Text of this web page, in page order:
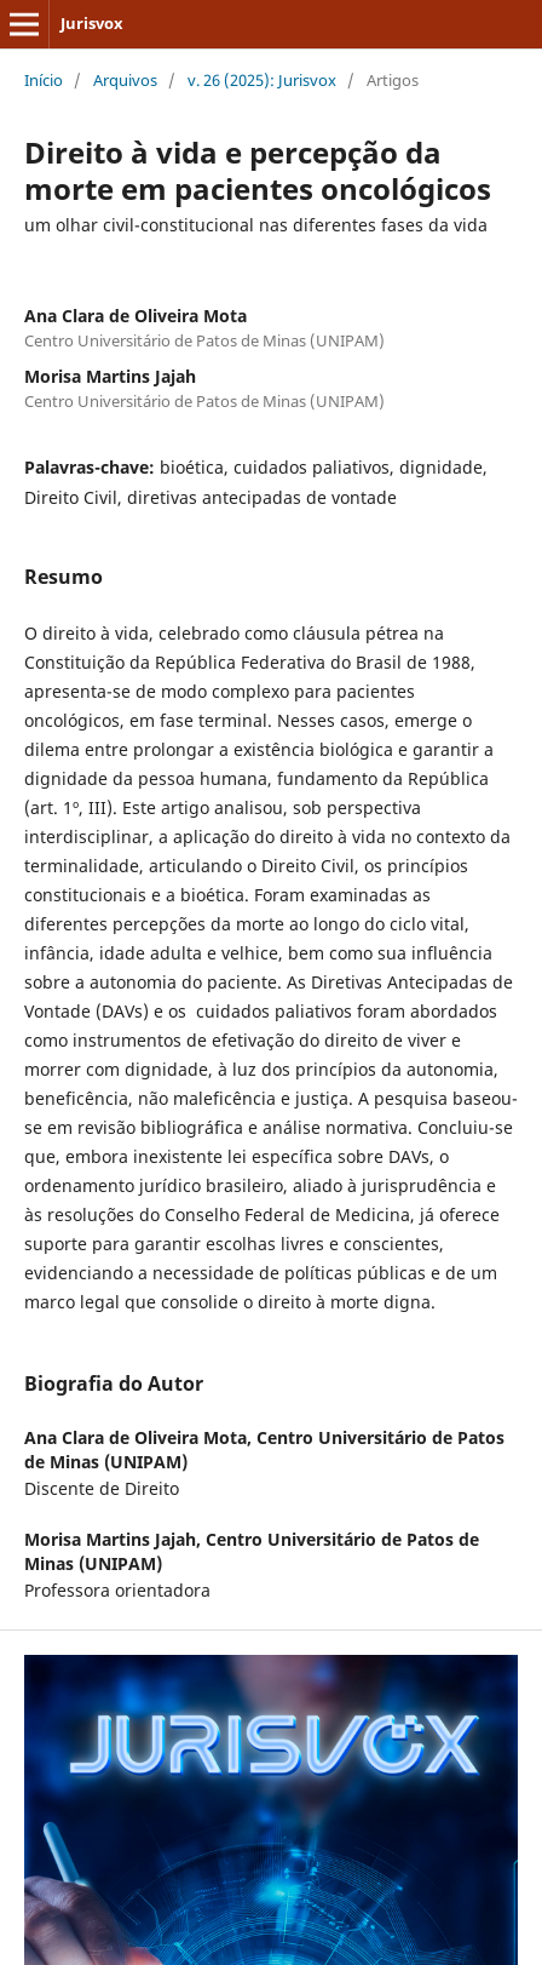
Jurisvox
Início / Arquivos / v. 26 (2025): Jurisvox / Artigos
Direito à vida e percepção da
morte em pacientes oncológicos
um olhar civil-constitucional nas diferentes fases da vida
Ana Clara de Oliveira Mota
Centro Universitário de Patos de Minas (UNIPAM)
Morisa Martins Jajah
Centro Universitário de Patos de Minas (UNIPAM)
Palavras-chave: bioética, cuidados paliativos, dignidade,
Direito Civil, diretivas antecipadas de vontade
Resumo
O direito à vida, celebrado como cláusula pétrea na
Constituição da República Federativa do Brasil de 1988,
apresenta-se de modo complexo para pacientes
oncológicos, em fase terminal. Nesses casos, emerge o
dilema entre prolongar a existência biológica e garantir a
dignidade da pessoa humana, fundamento da República
(art. 1º, III). Este artigo analisou, sob perspectiva
interdisciplinar, a aplicação do direito à vida no contexto da
terminalidade, articulando o Direito Civil, os princípios
constitucionais e a bioética. Foram examinadas as
diferentes percepções da morte ao longo do ciclo vital,
infância, idade adulta e velhice, bem como sua influência
sobre a autonomia do paciente. As Diretivas Antecipadas de
Vontade (DAVs) e os cuidados paliativos foram abordados
como instrumentos de efetivação do direito de viver e
morrer com dignidade, à luz dos princípios da autonomia,
beneficência, não maleficência e justiça. A pesquisa baseou-
se em revisão bibliográfica e análise normativa. Concluiu-se
que, embora inexistente lei específica sobre DAVs, o
ordenamento jurídico brasileiro, aliado à jurisprudência e
às resoluções do Conselho Federal de Medicina, já oferece
suporte para garantir escolhas livres e conscientes,
evidenciando a necessidade de políticas públicas e de um
marco legal que consolide o direito à morte digna.
Biografia do Autor
Ana Clara de Oliveira Mota, Centro Universitário de Patos
de Minas (UNIPAM)
Discente de Direito
Morisa Martins Jajah, Centro Universitário de Patos de
Minas (UNIPAM)
Professora orientadora